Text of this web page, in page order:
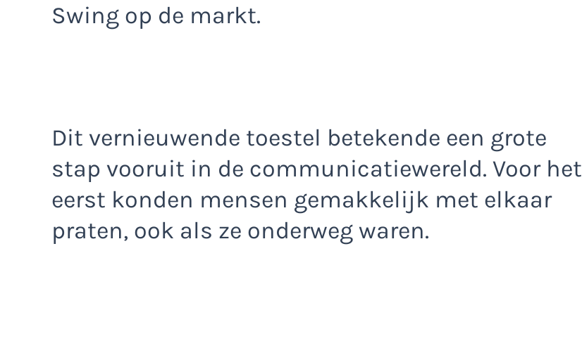
Swing op de markt.
Dit vernieuwende toestel betekende een grote
stap vooruit in de communicatiewereld. Voor het
eerst konden mensen gemakkelijk met elkaar
praten, ook als ze onderweg waren.